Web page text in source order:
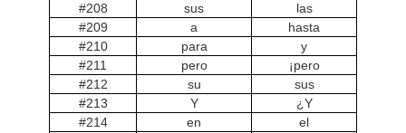
#208
sus
las
#209
a
hasta
#210
para
y
#211
pero
¡pero
#212
su
sus
#213
Y
¿Y
#214
en
el